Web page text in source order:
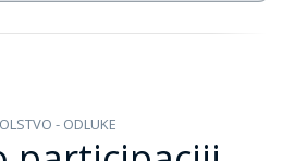
- ODLUKE